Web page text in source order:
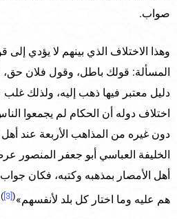
صواب.
وهذا الاختلاف الذي بينهم لا يؤدي إلى
المسألة: قولك باطل، وقول فلان حق،
دليل معتبر فيها ذهب إليه، ولذلك غلب
اختلاف دوله أن الحكام لم يجمعوا
دون غيره من المذاهب الأربعة عند
الخليفة العباسي أبو جعفر المنصور
أهل الأمصار بمذهبه وكتبه، فكان
هم عليه وما اختار كل بلد لأنفسهم»(
)